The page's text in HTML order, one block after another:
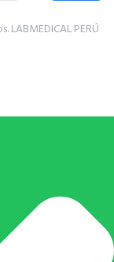
LABMEDICAL PERÚ